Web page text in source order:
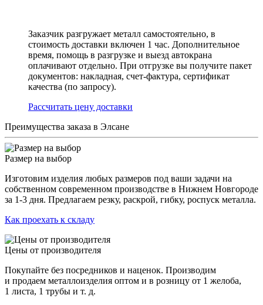
Заказчик разгружает металл самостоятельно, в
стоимость доставки включен 1 час. Дополнительное
время, помощь в разгрузке и выезд автокрана
оплачивают отдельно. При отгрузке вы получите пакет
документов: накладная, счет-фактура, сертификат
качества (по запросу).
Раcсчитать цену доставки
Преимущества заказа в Элсане
Размер на выбор
Изготовим изделия любых размеров под ваши задачи на
собственном современном производстве в Нижнем Новгороде
за 1-3 дня. Предлагаем резку, раскрой, гибку, роспуск металла.
Как проехать к складу
Цены от производителя
Покупайте без посредников и наценок. Производим
и продаем металлоизделия оптом и в розницу от 1 желоба,
1 листа, 1 трубы и т. д.